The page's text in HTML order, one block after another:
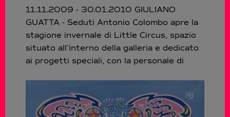
11.11.2009 - 30.01.2010 GIULIANO
GUATTA - Seduti Antonio Colombo apre la
stagione invernale di Little Circus, spazio
situato all’interno della galleria e dedicato
ai progetti speciali, con la personale di